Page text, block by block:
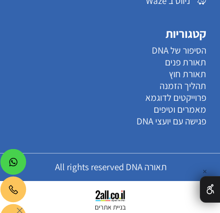
קטגוריות
הסיפור של DNA
תאורת פנים
תאורת חוץ
תהליך הזמנה
פרוייקטים לדוגמא
מאמרים וטיפים
פגישה עם יועצי DNA
תאורה All rights reserved DNA
בניית אתרים
✕